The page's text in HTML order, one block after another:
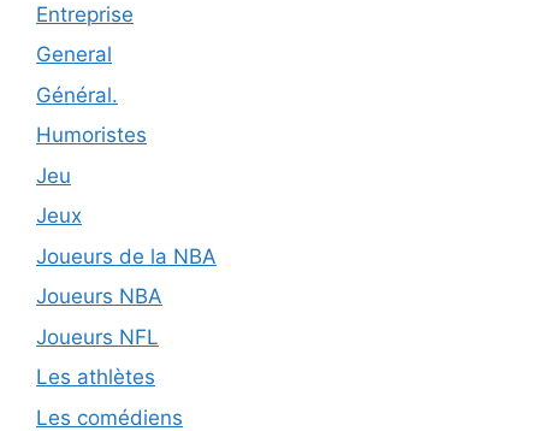
Entreprise
General
Général.
Humoristes
Jeu
Jeux
Joueurs de la NBA
Joueurs NBA
Joueurs NFL
Les athlètes
Les comédiens